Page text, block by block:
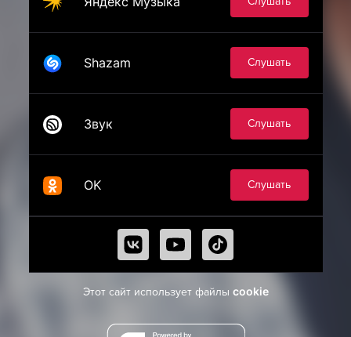
Shazam Слушать
Звук Слушать
OK Слушать
Этот сайт использует файлы cookie